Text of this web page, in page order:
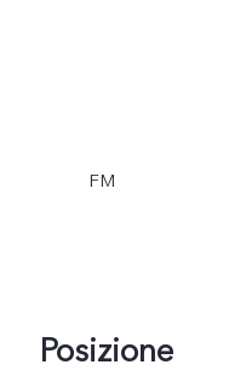
FM
Posizione